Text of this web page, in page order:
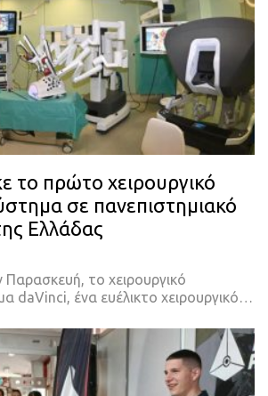
το πρώτο χειρουργικό
σε πανεπιστημιακό
Ελλάδας
Παρασκευή, το χειρουργικό
daVinci, ένα ευέλικτο χειρουργικό…